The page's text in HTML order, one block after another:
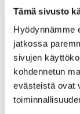
Tämä sivusto
Hyödynnämme
jatkossa
sivujen
kohdennetun
evästeistä ovat